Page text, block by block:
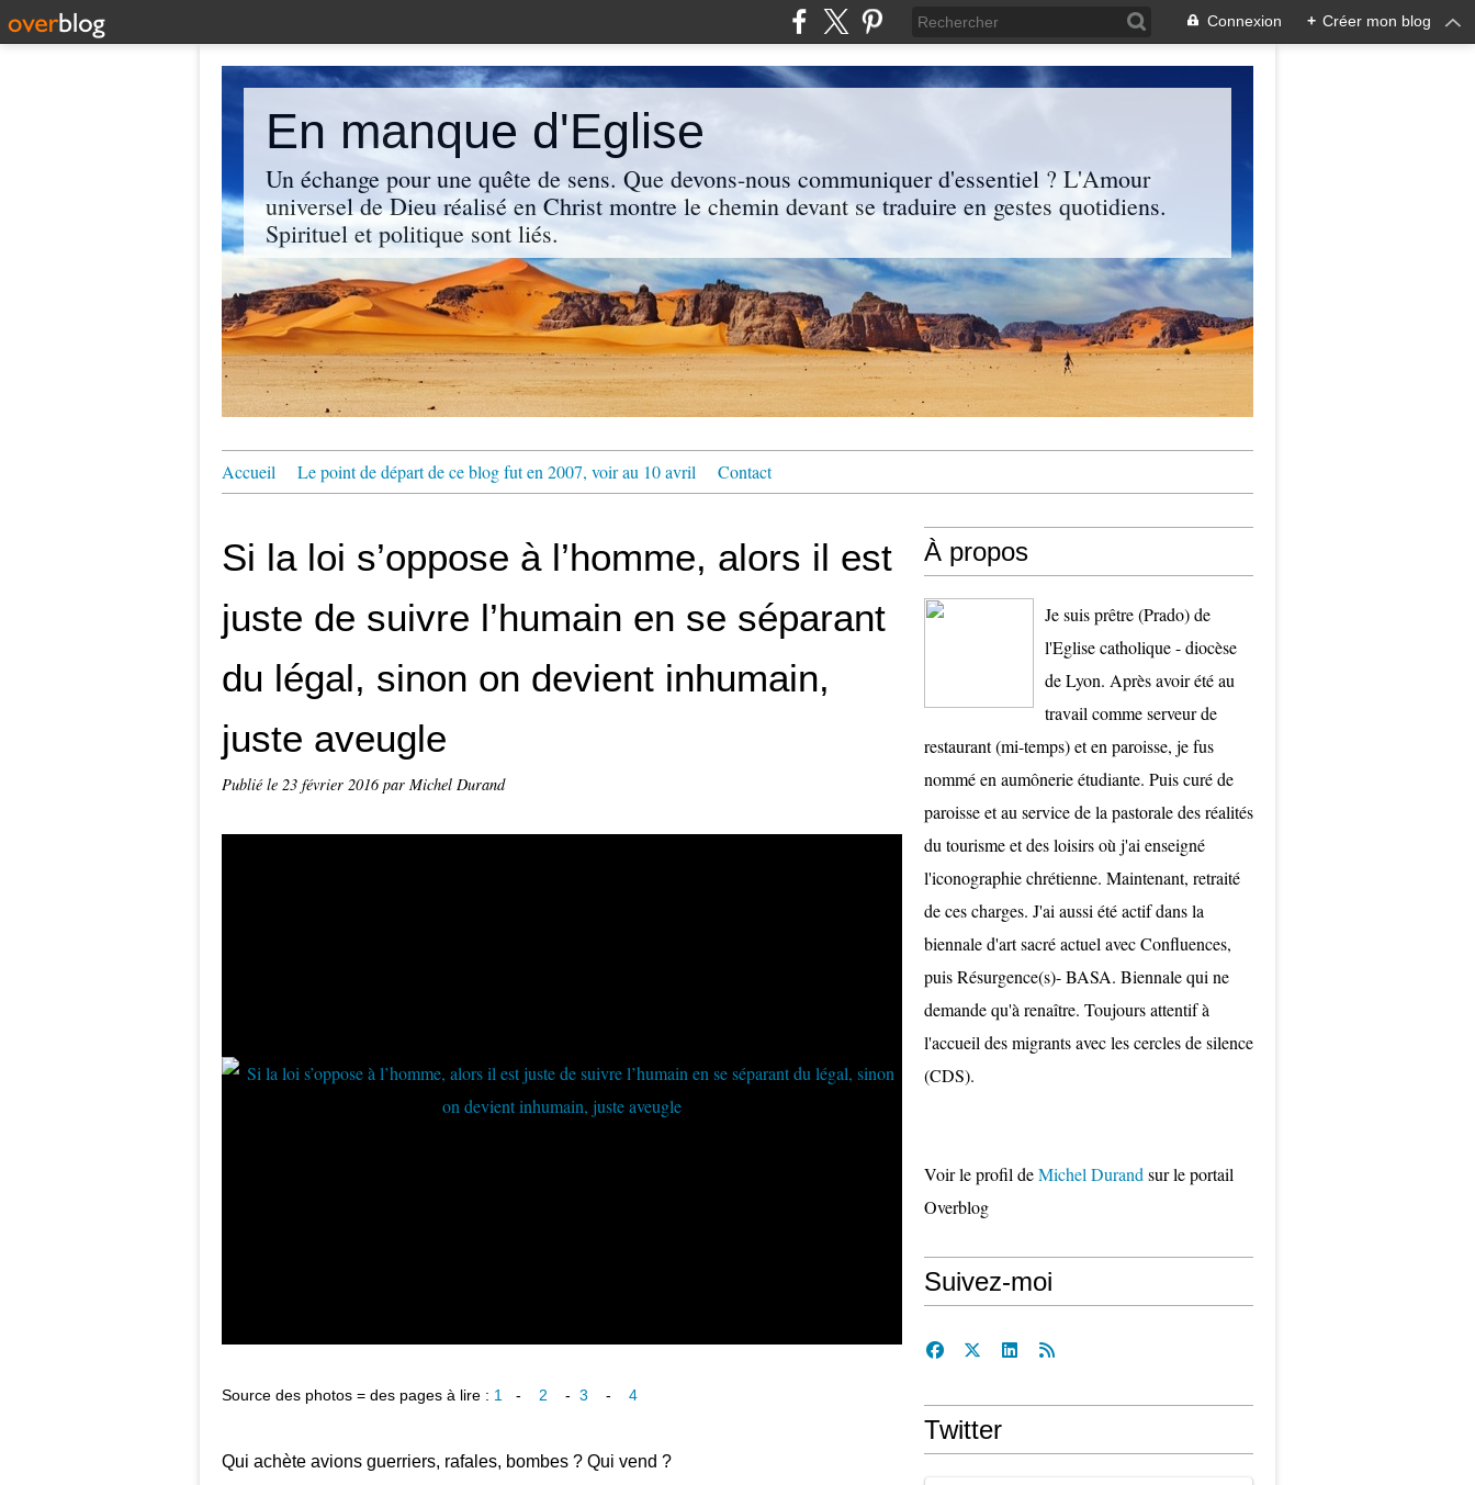
Connexion + Créer mon blog
En manque d'Eglise
Un échange pour une quête de sens. Que devons-nous communiquer d'essentiel ? L'Amour
universel de Dieu réalisé en Christ montre le chemin devant se traduire en gestes quotidiens.
Spirituel et politique sont liés.
Accueil Le point de départ de ce blog fut en 2007, voir au 10 avril Contact
Si la loi s’oppose à l’homme, alors il est
juste de suivre l’humain en se séparant
du légal, sinon on devient inhumain,
juste aveugle
Publié le 23 février 2016par Michel Durand
Source des photos = des pages à lire : 1 - 2 - 3 - 4
Qui achète avions guerriers, rafales, bombes ? Qui vend ?
À propos
Je suis prêtre (Prado) de
l'Eglise catholique - diocèse
de Lyon. Après avoir été au
travail comme serveur de
restaurant (mi-temps) et en paroisse, je fus
nommé en aumônerie étudiante. Puis curé de
paroisse et au service de la pastorale des réalités
du tourisme et des loisirs où j'ai enseigné
l'iconographie chrétienne. Maintenant, retraité
de ces charges. J'ai aussi été actif dans la
biennale d'art sacré actuel avec Confluences,
puis Résurgence(s)- BASA. Biennale qui ne
demande qu'à renaître. Toujours attentif à
l'accueil des migrants avec les cercles de silence
(CDS).
Voir le profil deMichel Durand sur le portail
Overblog
Suivez-moi
Twitter